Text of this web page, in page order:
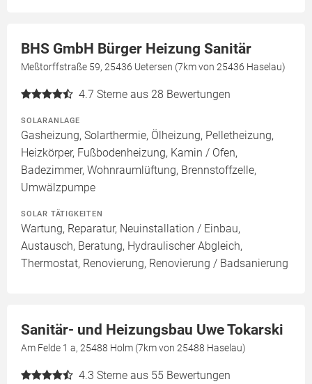
BHS GmbH Bürger Heizung Sanitär
Meßtorffstraße 59, 25436 Uetersen (7km von 25436 Haselau)
4.7 Sterne aus 28 Bewertungen
SOLARANLAGE
Gasheizung, Solarthermie, Ölheizung, Pelletheizung,
Heizkörper, Fußbodenheizung, Kamin / Ofen,
Badezimmer, Wohnraumlüftung, Brennstoffzelle,
Umwälzpumpe
SOLAR TÄTIGKEITEN
Wartung, Reparatur, Neuinstallation / Einbau,
Austausch, Beratung, Hydraulischer Abgleich,
Thermostat, Renovierung, Renovierung / Badsanierung
Sanitär- und Heizungsbau Uwe Tokarski
Am Felde 1 a, 25488 Holm (7km von 25488 Haselau)
4.3 Sterne aus 55 Bewertungen